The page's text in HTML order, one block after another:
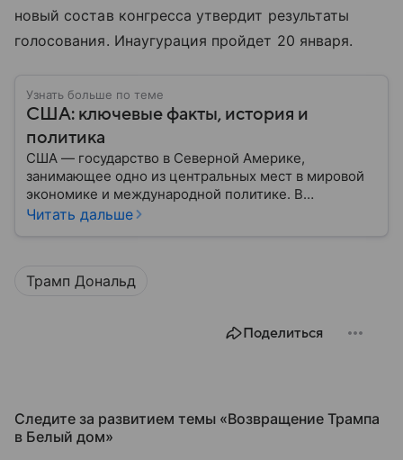
новый состав конгресса утвердит результаты
голосования. Инаугурация пройдет 20 января.
Узнать больше по теме
США: ключевые факты, история и
политика
США — государство в Северной Америке,
занимающее одно из центральных мест в мировой
экономике и международной политике. В
материале — основные сведения об этой стране.
Читать дальше
Трамп Дональд
Поделиться
Следите за развитием темы «Возвращение Трампа
в Белый дом»